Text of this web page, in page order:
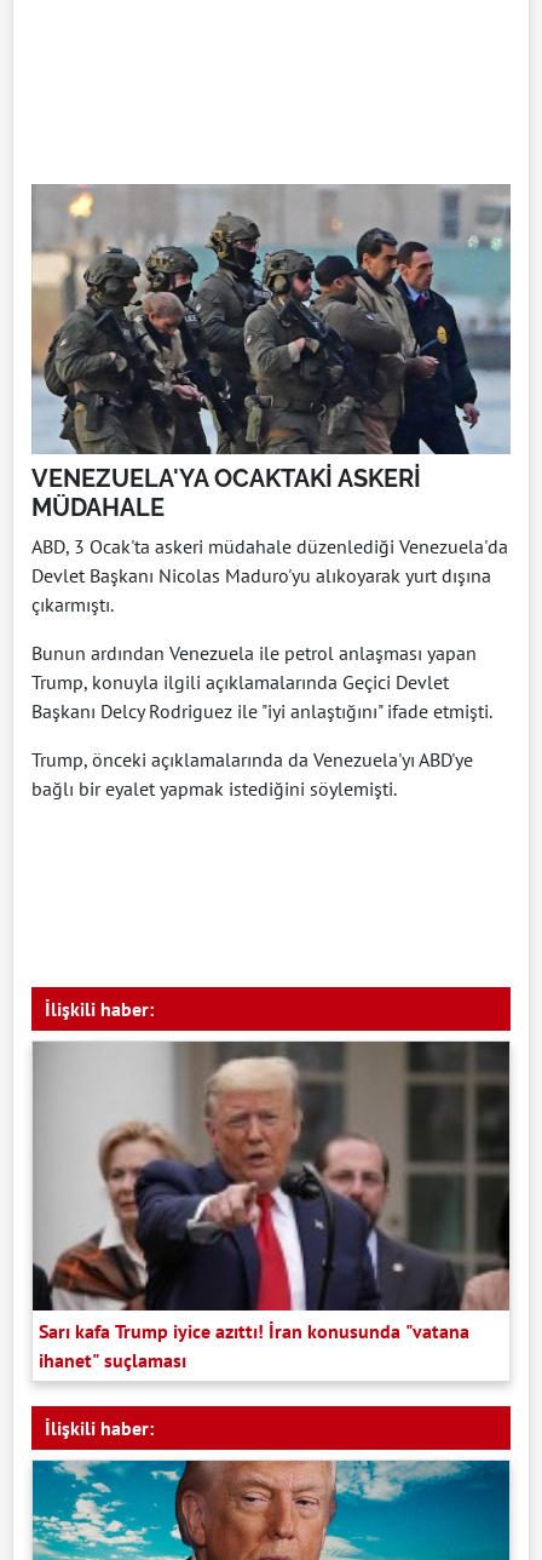
VENEZUELA'YA OCAKTAKİ ASKERİ
MÜDAHALE
ABD, 3 Ocak'ta askeri müdahale düzenlediği Venezuela'da
Devlet Başkanı Nicolas Maduro'yu alıkoyarak yurt dışına
çıkarmıştı.
Bunun ardından Venezuela ile petrol anlaşması yapan
Trump, konuyla ilgili açıklamalarında Geçici Devlet
Başkanı Delcy Rodriguez ile "iyi anlaştığını" ifade etmişti.
Trump, önceki açıklamalarında da Venezuela'yı ABD'ye
bağlı bir eyalet yapmak istediğini söylemişti.
İlişkili haber:
Sarı kafa Trump iyice azıttı! İran konusunda "vatana
ihanet" suçlaması
İlişkili haber: